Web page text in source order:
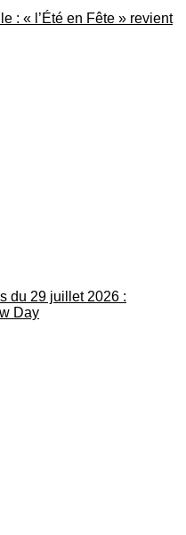
: « l’Été en Fête » revient
du 29 juillet 2026 :
Day